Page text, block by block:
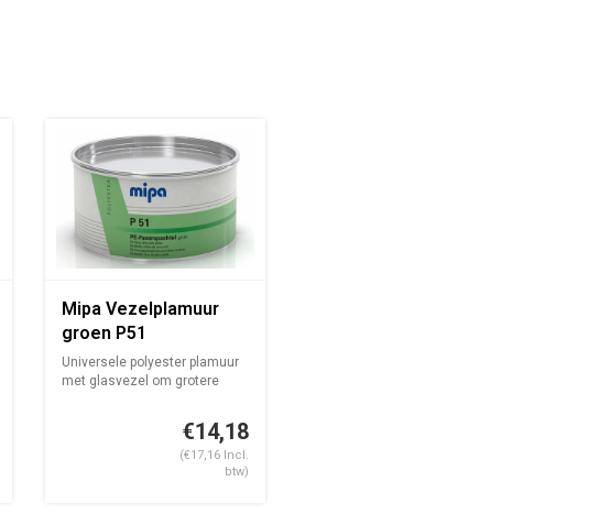
Mipa Vezelplamuur
groen P51
Universele polyester plamuur
met glasvezel om grotere
€14,18
(€17,16 Incl.
btw)